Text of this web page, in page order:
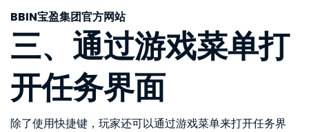
BBIN宝盈集团官方网站
三、通过游戏菜单打
开任务界面
除了使用快捷键，玩家还可以通过游戏菜单来打开任务界